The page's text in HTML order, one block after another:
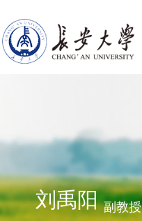
刘禹阳副教授